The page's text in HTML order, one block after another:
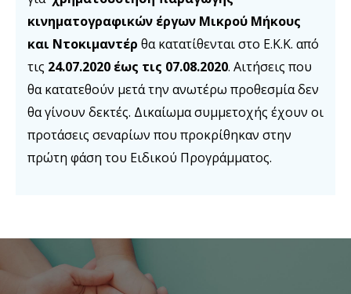
κινηματογραφικών έργων Μικρού Μήκους
και Ντοκιμαντέρ θα κατατίθενται στο Ε.Κ.Κ. από
τις 24.07.2020 έως τις 07.08.2020. Αιτήσεις που
θα κατατεθούν μετά την ανωτέρω προθεσμία δεν
θα γίνουν δεκτές. Δικαίωμα συμμετοχής έχουν οι
προτάσεις σεναρίων που προκρίθηκαν στην
πρώτη φάση του Ειδικού Προγράμματος.